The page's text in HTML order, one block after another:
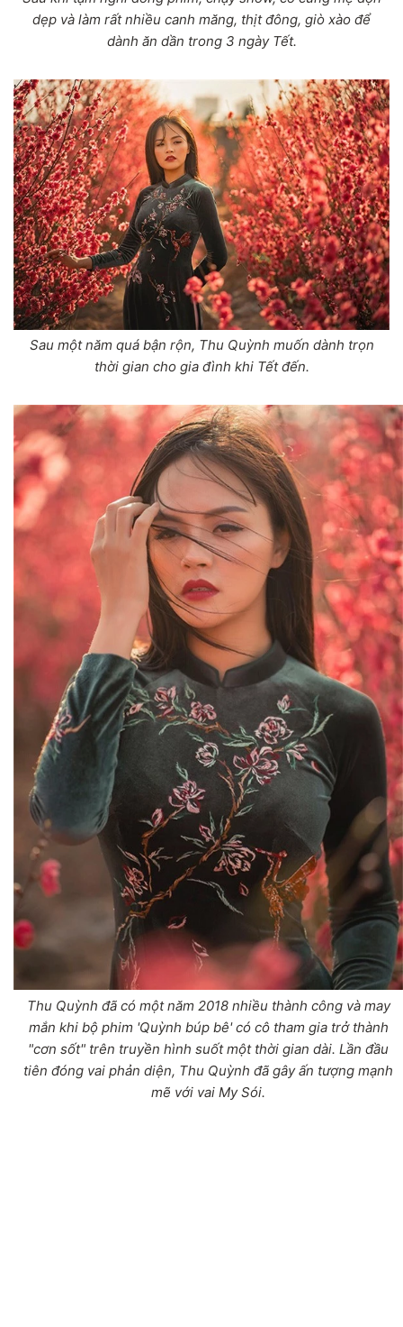
dẹp và làm rất nhiều canh măng, thịt đông, giò xào để
dành ăn dần trong 3 ngày Tết.
Sau một năm quá bận rộn, Thu Quỳnh muốn dành trọn
thời gian cho gia đình khi Tết đến.
Thu Quỳnh đã có một năm 2018 nhiều thành công và may
mắn khi bộ phim 'Quỳnh búp bê' có cô tham gia trở thành
"cơn sốt" trên truyền hình suốt một thời gian dài. Lần đầu
tiên đóng vai phản diện, Thu Quỳnh đã gây ấn tượng mạnh
mẽ với vai My Sói.